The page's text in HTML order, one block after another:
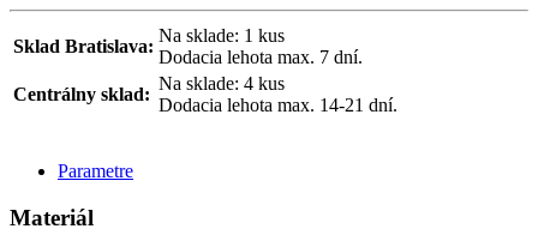
Sklad Bratislava:
Na sklade: 1 kus
Dodacia lehota max. 7 dní.
Centrálny sklad:
Na sklade: 4 kus
Dodacia lehota max. 14-21 dní.
Parametre
Materiál